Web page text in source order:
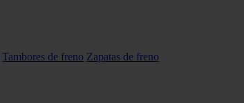
Tambores de freno Zapatas de freno